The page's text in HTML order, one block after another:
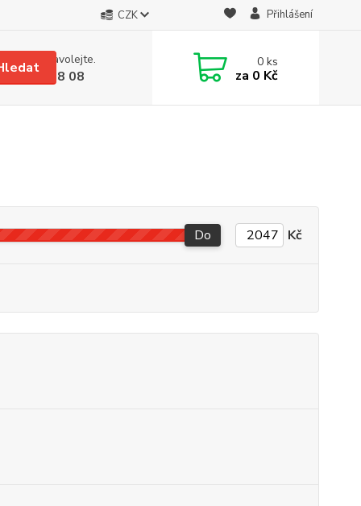
CZK Přihlášení
si rady? Zavolejte.
608 08 18 08
0ks
za 0 Kč
Do Kč